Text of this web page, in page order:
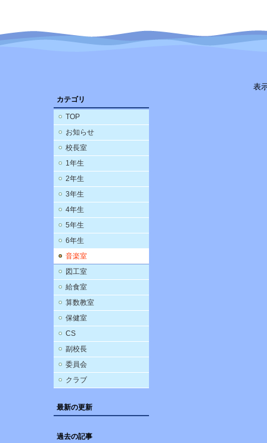
カテゴリ
TOP
お知らせ
校長室
1年生
2年生
3年生
4年生
5年生
6年生
音楽室
図工室
給食室
算数教室
保健室
CS
副校長
委員会
クラブ
最新の更新
過去の記事
表